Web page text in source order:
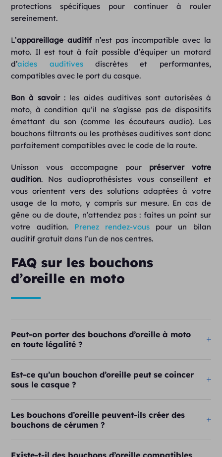
protections spécifiques pour continuer à rouler
sereinement.
L’appareillage auditif n’est pas incompatible avec la
moto. Il est tout à fait possible d’équiper un motard
d’aides auditivesdiscrètes et performantes,
compatibles avec le port du casque.
Bon à savoir: les aides auditives sont autorisées à
moto, à condition qu’il ne s’agisse pas de dispositifs
émettant du son (comme les écouteurs audio). Les
bouchons filtrants ou les prothèses auditives sont donc
parfaitement compatibles avec le code de la route.
Unisson vous accompagne pour préserver votre
audition. Nos audioprothésistes vous conseillent et
vous orientent vers des solutions adaptées à votre
usage de la moto, y compris sur mesure. En cas de
gêne ou de doute, n’attendez pas : faites un point sur
votre audition. Prenez rendez-vous pour un bilan
auditif gratuit dans l’un de nos centres.
FAQ sur les bouchons
d’oreille en moto
Peut-on porter des bouchons d’oreille à moto
en toute légalité ?
Est-ce qu’un bouchon d’oreille peut se coincer
sous le casque ?
Les bouchons d’oreille peuvent-ils créer des
bouchons de cérumen ?
Existe-t-il des bouchons d’oreille compatibles